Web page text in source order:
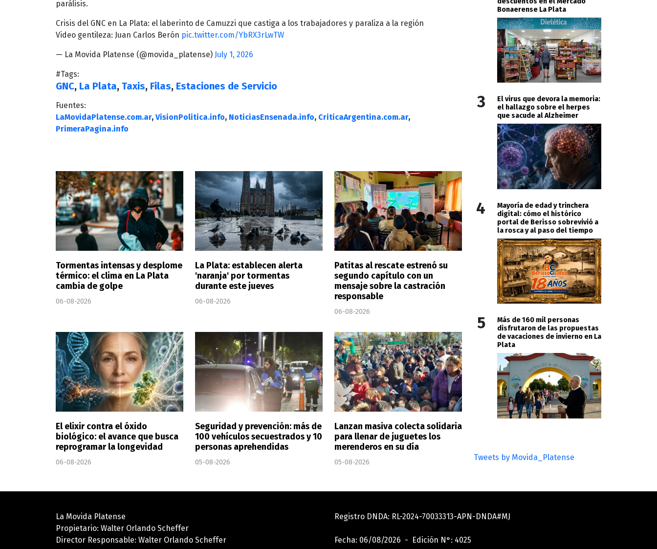
parálisis.
Crisis del GNC en La Plata: el laberinto de Camuzzi que castiga a los trabajadores y paraliza a la región
Video gentileza: Juan Carlos Berón pic.twitter.com/YbRX3rLwTW
— La Movida Platense (@movida_platense) July 1, 2026
#Tags:
GNC, La Plata, Taxis, Filas, Estaciones de Servicio
Fuentes:
LaMovidaPlatense.com.ar, VisionPolitica.info, NoticiasEnsenada.info, CriticaArgentina.com.ar,
PrimeraPagina.info
Tormentas intensas y desplome
térmico: el clima en La Plata
cambia de golpe
06-08-2026
La Plata: establecen alerta
'naranja' por tormentas
durante este jueves
06-08-2026
Patitas al rescate estrenó su
segundo capítulo con un
mensaje sobre la castración
responsable
06-08-2026
El elixir contra el óxido
biológico: el avance que busca
reprogramar la longevidad
06-08-2026
Seguridad y prevención: más de
100 vehículos secuestrados y 10
personas aprehendidas
05-08-2026
Lanzan masiva colecta solidaria
para llenar de juguetes los
merenderos en su día
05-08-2026
Bonaerense La Plata
3
El virus que devora la memoria:
el hallazgo sobre el herpes
que sacude al Alzheimer
4
Mayoría de edad y trinchera
digital: cómo el histórico
portal de Berisso sobrevivió a
la rosca y al paso del tiempo
5
Más de 160 mil personas
disfrutaron de las propuestas
de vacaciones de invierno en La
Plata
Tweets by Movida_Platense
La Movida Platense
Propietario: Walter Orlando Scheffer
Director Responsable: Walter Orlando Scheffer
Registro DNDA: RL-2024-70033313-APN-DNDA#MJ
Fecha: 06/08/2026 - Edición N°: 4025